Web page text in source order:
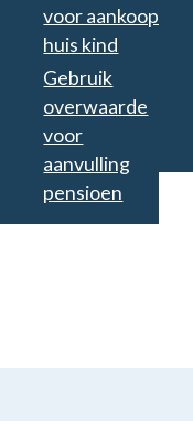
voor aankoop
huis kind
Gebruik
overwaarde
voor
aanvulling
pensioen